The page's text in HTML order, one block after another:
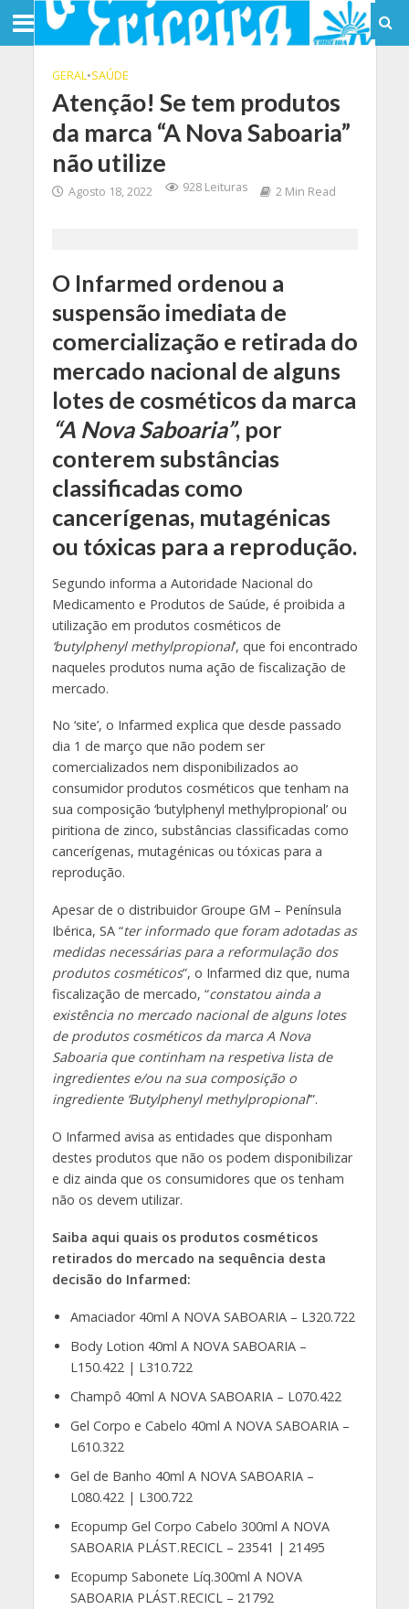
GERAL•SAÚDE
Atenção! Se tem produtos
da marca “A Nova Saboaria”
não utilize
Agosto 18, 2022 928 Leituras 2 Min Read
O Infarmed ordenou a
suspensão imediata de
comercialização e retirada do
mercado nacional de alguns
lotes de cosméticos da marca
“A Nova Saboaria”, por
conterem substâncias
classificadas como
cancerígenas, mutagénicas
ou tóxicas para a reprodução.
Segundo informa a Autoridade Nacional do
Medicamento e Produtos de Saúde, é proibida a
utilização em produtos cosméticos de
‘butylphenyl methylpropional’, que foi encontrado
naqueles produtos numa ação de fiscalização de
mercado.
No ‘site’, o Infarmed explica que desde passado
dia 1 de março que não podem ser
comercializados nem disponibilizados ao
consumidor produtos cosméticos que tenham na
sua composição ‘butylphenyl methylpropional’ ou
piritiona de zinco, substâncias classificadas como
cancerígenas, mutagénicas ou tóxicas para a
reprodução.
Apesar de o distribuidor Groupe GM – Península
Ibérica, SA “ter informado que foram adotadas as
medidas necessárias para a reformulação dos
produtos cosméticos”, o Infarmed diz que, numa
fiscalização de mercado, “constatou ainda a
existência no mercado nacional de alguns lotes
de produtos cosméticos da marca A Nova
Saboaria que continham na respetiva lista de
ingredientes e/ou na sua composição o
ingrediente ‘Butylphenyl methylpropional’”.
O Infarmed avisa as entidades que disponham
destes produtos que não os podem disponibilizar
e diz ainda que os consumidores que os tenham
não os devem utilizar.
Saiba aqui quais os produtos cosméticos
retirados do mercado na sequência desta
decisão do Infarmed:
Amaciador 40ml A NOVA SABOARIA – L320.722
Body Lotion 40ml A NOVA SABOARIA –
L150.422 | L310.722
Champô 40ml A NOVA SABOARIA – L070.422
Gel Corpo e Cabelo 40ml A NOVA SABOARIA –
L610.322
Gel de Banho 40ml A NOVA SABOARIA –
L080.422 | L300.722
Ecopump Gel Corpo Cabelo 300ml A NOVA
SABOARIA PLÁST.RECICL – 23541 | 21495
Ecopump Sabonete Líq.300ml A NOVA
SABOARIA PLÁST.RECICL – 21792